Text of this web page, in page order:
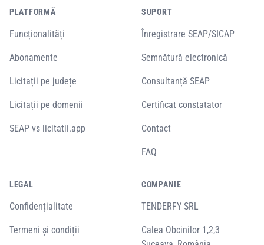
PLATFORMĂ
Funcționalități
Abonamente
Licitații pe județe
Licitații pe domenii
SEAP vs licitatii.app
SUPORT
Înregistrare SEAP/SICAP
Semnătură electronică
Consultanță SEAP
Certificat constatator
Contact
FAQ
LEGAL
Confidențialitate
Termeni și condiții
COMPANIE
TENDERFY SRL
Calea Obcinilor 1,2,3